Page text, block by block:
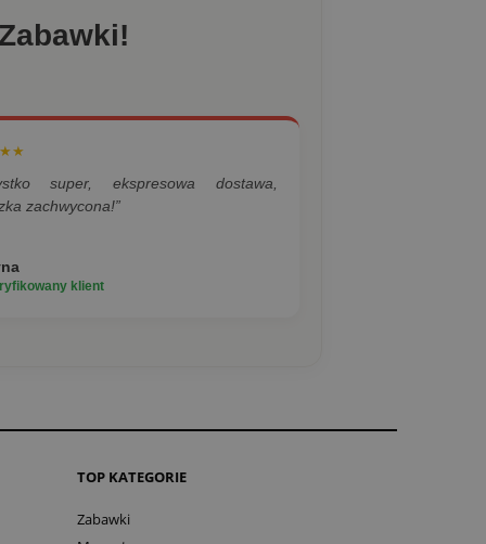
super, ekspresowa dostawa,
zachwycona!”
klient
TOP KATEGORIE
Zabawki